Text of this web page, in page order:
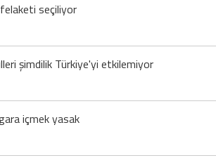
seçiliyor
şimdilik Türkiye'yi etkilemiyor
içmek yasak